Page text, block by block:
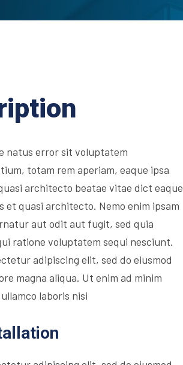
natus error sit voluptatem
totam rem aperiam, eaque ipsa
architecto beatae vitae dict eaque
quasi architecto. Nemo enim ipsam
aut odit aut fugit, sed quia
ratione voluptatem sequi nesciunt.
adipiscing elit, sed do eiusmod
magna aliqua. Ut enim ad minim
laboris nisi